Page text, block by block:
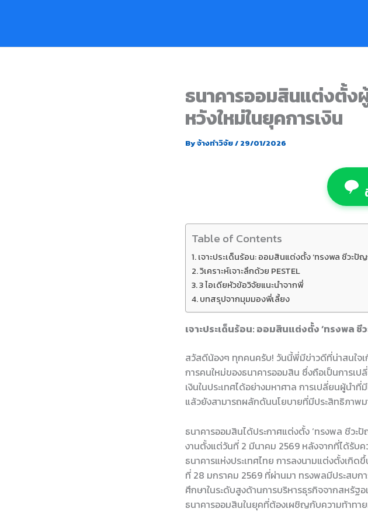
ธนาคารออมสินแต่งตั้ง
หวังใหม่ในยุคการเงิน
Byจ้างทำวิจัย/ 29/01/2026
Table of Contents
เจาะประเด็นร้อน: ออมสินแต่งตั้ง ‘ทรงพล ชีวะปั
วิเคราะห์เจาะลึกด้วย PESTEL
3 ไอเดียหัวข้อวิจัยแนะนำจากพี่
บทสรุปจากมุมมองพี่เลี้ยง
เจาะประเด็นร้อน: ออมสินแต่งตั้ง ‘ทรงพล
สวัสดีน้องๆ ทุกคนครับ! วันนี้พี่มีข่าวดีที่น่าสนใจ
การคนใหม่ของธนาคารออมสิน ซึ่งถือเป็นการเ
เงินในประเทศได้อย่างมหาศาล การเปลี่ยนผู้นำ
แล้วยังสามารถผลักดันนโยบายที่มีประสิทธิภาพ
ธนาคารออมสินได้ประกาศแต่งตั้ง ‘ทรงพล ชีว
งานตั้งแต่วันที่ 2 มีนาคม 2569 หลังจากที่ได้รับค
ธนาคารแห่งประเทศไทย การลงนามแต่งตั้งเกิ
ที่ 28 มกราคม 2569 ที่ผ่านมา ทรงพลมีประสบก
ศึกษาในระดับสูงด้านการบริหารธุรกิจจากสหรัฐ
ธนาคารออมสินในยุคที่ต้องเผชิญกับความท้าทา